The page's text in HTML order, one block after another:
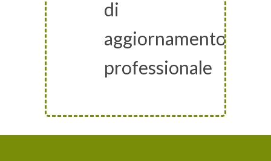
di
aggiornamento
professionale